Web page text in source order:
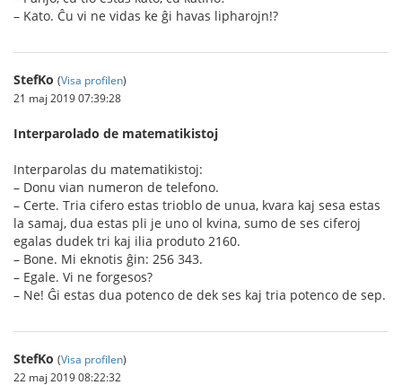
– Kato. Ĉu vi ne vidas ke ĝi havas lipharojn!?
StefKo (Visa profilen)
21 maj 2019 07:39:28
Interparolado de matematikistoj
Interparolas du matematikistoj:
– Donu vian numeron de telefono.
– Certe. Tria cifero estas trioblo de unua, kvara kaj sesa estas
la samaj, dua estas pli je uno ol kvina, sumo de ses ciferoj
egalas dudek tri kaj ilia produto 2160.
– Bone. Mi eknotis ĝin: 256 343.
– Egale. Vi ne forgesos?
– Ne! Ĝi estas dua potenco de dek ses kaj tria potenco de sep.
StefKo (Visa profilen)
22 maj 2019 08:22:32